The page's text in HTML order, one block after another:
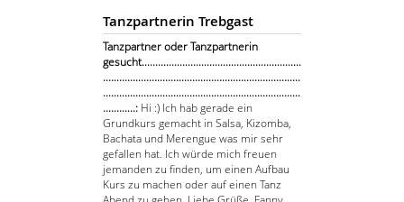
Tanzpartnerin Trebgast
Tanzpartner oder Tanzpartnerin
gesucht...........................................................
.........................................................................
.........................................................................
............: Hi :) Ich hab gerade ein
Grundkurs gemacht in Salsa, Kizomba,
Bachata und Merengue was mir sehr
gefallen hat. Ich würde mich freuen
jemanden zu finden, um einen Aufbau
Kurs zu machen oder auf einen Tanz